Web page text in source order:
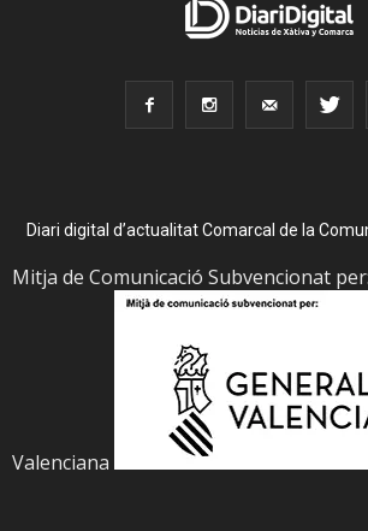
Diari digital d’actualitat Comarcal de la
Mitja de Comunicació Subvencionat
Valenciana